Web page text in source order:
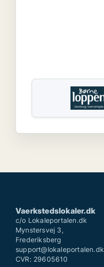
Vaerkstedslokaler.dk
c/o Lokaleportalen.dk
Mynstersvej 3,
Frederiksberg
support@lokaleportalen.dk
CVR: 29605610